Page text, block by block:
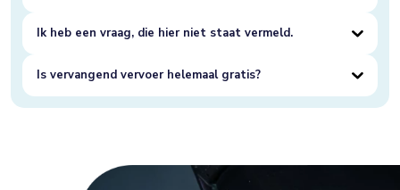
Ik heb een vraag, die hier niet staat vermeld.
Is vervangend vervoer helemaal gratis?